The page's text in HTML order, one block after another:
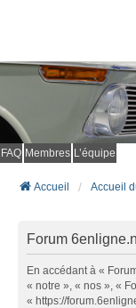
FAQ Membres L’équipe
Accueil Accueil
Forum
En accédant à «
« notre », « nos », «
« https://